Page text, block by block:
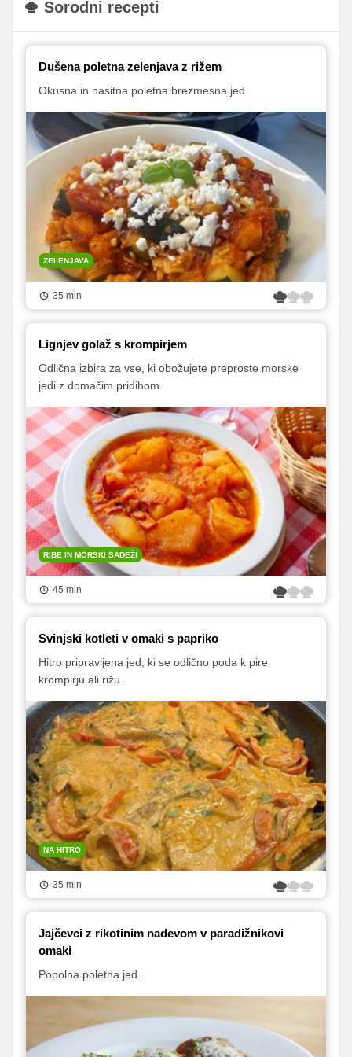
Sorodni recepti
Dušena poletna zelenjava z rižem
Okusna in nasitna poletna brezmesna jed.
ZELENJAVA
35 min
Lignjev golaž s krompirjem
Odlična izbira za vse, ki obožujete preproste morske
jedi z domačim pridihom.
RIBE IN MORSKI SADEŽI
45 min
Svinjski kotleti v omaki s papriko
Hitro pripravljena jed, ki se odlično poda k pire
krompirju ali rižu.
NA HITRO
35 min
Jajčevci z rikotinim nadevom v paradižnikovi
omaki
Popolna poletna jed.